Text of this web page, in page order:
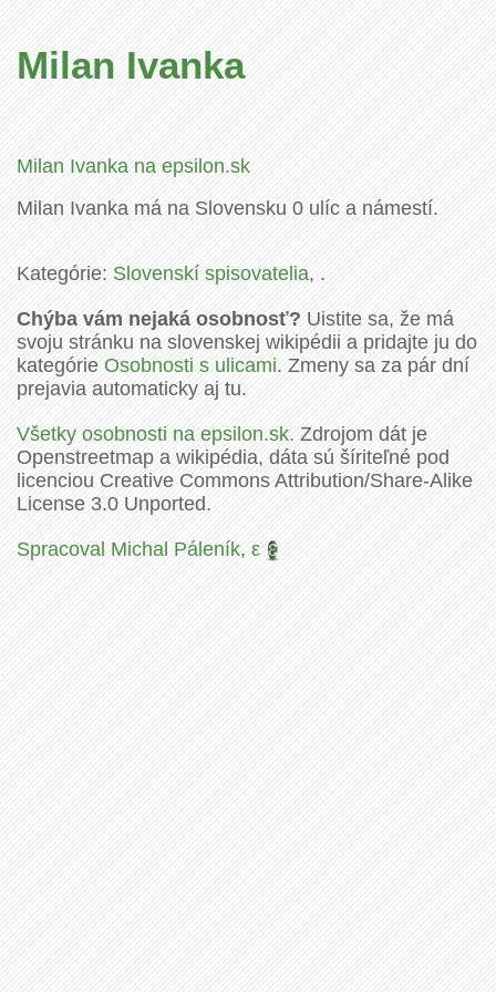
Milan Ivanka
Milan Ivanka na epsilon.sk
Milan Ivanka má na Slovensku 0 ulíc a námestí.
Kategórie:Slovenskí spisovatelia, .
Chýba vám nejaká osobnosť?Uistite sa, že má
svoju stránku na slovenskej wikipédii a pridajte ju do
kategórieOsobnosti s ulicami. Zmeny sa za pár dní
prejavia automaticky aj tu.
Všetky osobnosti na epsilon.sk.Zdrojom dát je
Openstreetmap a wikipédia, dáta sú šíriteľné pod
licenciou Creative Commons Attribution/Share-Alike
License 3.0 Unported.
Spracoval Michal Páleník,ε